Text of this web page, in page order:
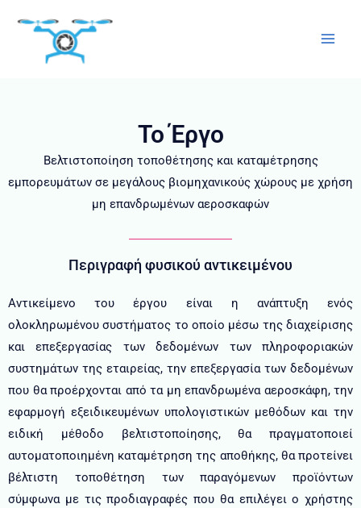
περιεχόμενο
Το Έργο
Βελτιστοποίηση τοποθέτησης και καταμέτρησης
εμπορευμάτων σε μεγάλους βιομηχανικούς χώρους με χρήση
μη επανδρωμένων αεροσκαφών
Περιγραφή φυσικού αντικειμένου
Αντικείμενο του έργου είναι η ανάπτυξη ενός
ολοκληρωμένου συστήματος το οποίο μέσω της διαχείρισης
και επεξεργασίας των δεδομένων των πληροφοριακών
συστημάτων της εταιρείας, την επεξεργασία των δεδομένων
που θα προέρχονται από τα μη επανδρωμένα αεροσκάφη, την
εφαρμογή εξειδικευμένων υπολογιστικών μεθόδων και την
ειδική μέθοδο βελτιστοποίησης, θα πραγματοποιεί
αυτοματοποιημένη καταμέτρηση της αποθήκης, θα προτείνει
βέλτιστη τοποθέτηση των παραγόμενων προϊόντων
σύμφωνα με τις προδιαγραφές που θα επιλέγει ο χρήστης